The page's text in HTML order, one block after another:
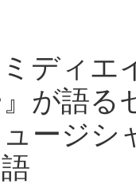
ディエ
が語る
ージシ